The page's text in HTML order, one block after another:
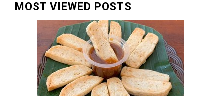
MOST VIEWED POSTS